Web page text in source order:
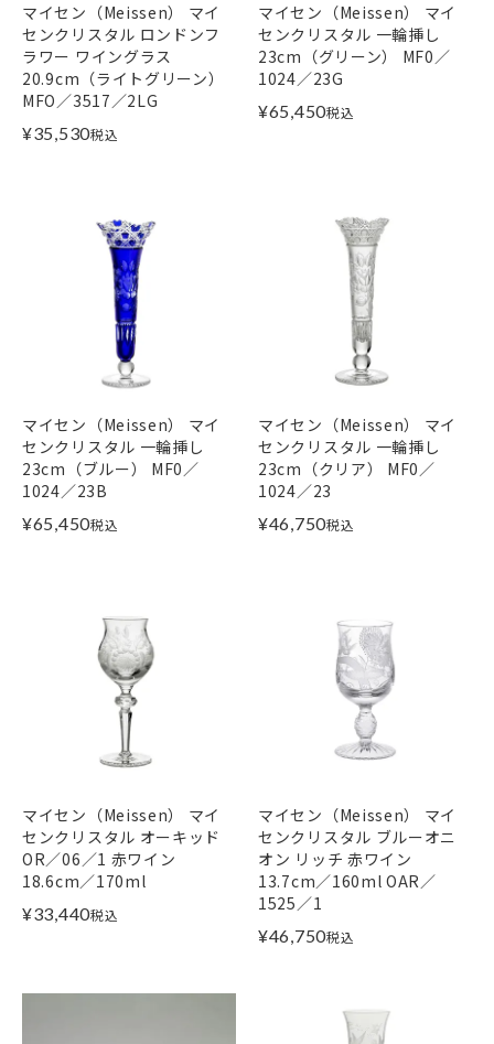
マイセン（Meissen） マイ
センクリスタル ロンドンフ
ラワー ワイングラス
20.9cm（ライトグリーン）
MFO／3517／2LG
¥35,530税込
マイセン（Meissen） マイ
センクリスタル 一輪挿し
23cm（グリーン） MF0／
1024／23G
¥65,450税込
マイセン（Meissen） マイ
センクリスタル 一輪挿し
23cm（ブルー） MF0／
1024／23B
¥65,450税込
マイセン（Meissen） マイ
センクリスタル 一輪挿し
23cm（クリア） MF0／
1024／23
¥46,750税込
マイセン（Meissen） マイ
センクリスタル オーキッド
OR／06／1 赤ワイン
18.6cm／170ml
¥33,440税込
マイセン（Meissen） マイ
センクリスタル ブルーオニ
オン リッチ 赤ワイン
13.7cm／160ml OAR／
1525／1
¥46,750税込